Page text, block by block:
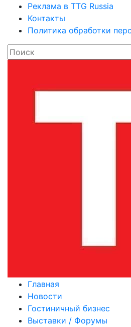
Реклама в TTG Russia
Контакты
Политика обработки
Главная
Новости
Гостиничный бизнес
Выставки / Форумы